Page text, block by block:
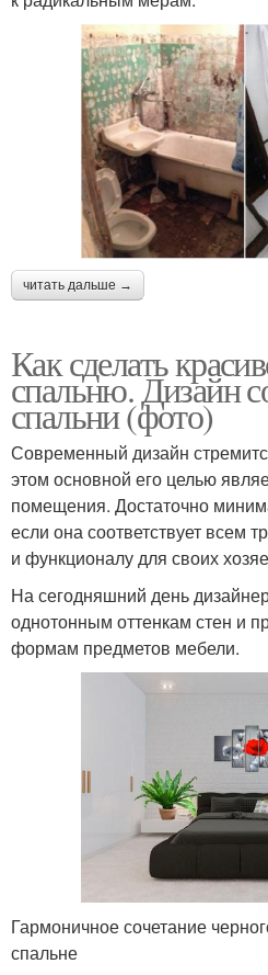
читать дальше →
Как сделать
спальню. Дизайн
спальни (фото)
Современный дизайн
этом основной его целью
помещения. Достаточно
если она соответствует всем
и функционалу для своих
На сегодняшний день
однотонным оттенкам стен и
формам предметов мебели.
Гармоничное сочетание
спальне